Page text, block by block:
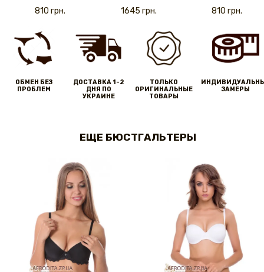
810 грн. 1645 грн.
810 грн.
ОБМЕН БЕЗ
ПРОБЛЕМ
ДОСТАВКА 1-2
ДНЯ ПО
УКРАИНЕ
ТОЛЬКО
ОРИГИНАЛЬНЫЕ
ТОВАРЫ
ЗАМЕРЫ
ЕЩЕ БЮСТГАЛЬТЕРЫ